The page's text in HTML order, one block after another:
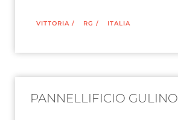
VITTORIA / RG / ITALIA
PANNELLIFICIO GULINO